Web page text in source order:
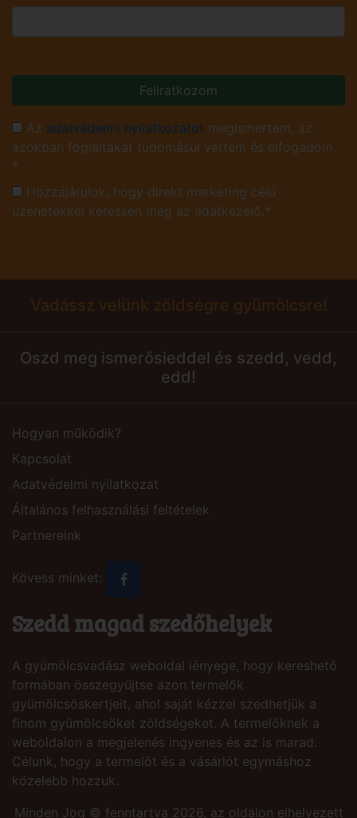
Feliratkozom
Az adatvédelmi nyilatkozatot megismertem, az
azokban foglaltakat tudomásul vettem és elfogadom.
*
Hozzájárulok, hogy direkt marketing célú
üzenetekkel keressen meg az adatkezelő.*
Vadássz velünk zöldségre gyümölcsre!
Oszd meg ismerősieddel és szedd, vedd,
edd!
Hogyan működik?
Kapcsolat
Adatvédelmi nyilatkozat
Általános felhasználási feltételek
Partnereink
Kövess minket:
Szedd magad szedőhelyek
A gyümölcsvadász weboldal lényege, hogy kereshető
formában összegyűjtse azon termelők
gyümölcsöskertjeit, ahol saját kézzel szedhetjük a
finom gyümölcsöket zöldségeket. A termelőknek a
weboldalon a megjelenés ingyenes és az is marad.
Célunk, hogy a termelőt és a vásárlót egymáshoz
közelebb hozzuk.
Minden Jog © fenntartva 2026, az oldalon elhelyezett